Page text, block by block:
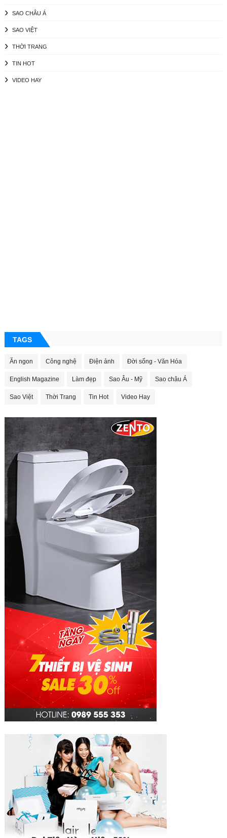
SAO CHÂU Á
SAO VIỆT
THỜI TRANG
TIN HOT
VIDEO HAY
TAGS
Ăn ngon Công nghệ Điện ảnh Đời sống - Văn Hóa
English Magazine Làm đẹp Sao Âu - Mỹ Sao châu Á
Sao Việt Thời Trang Tin Hot Video Hay